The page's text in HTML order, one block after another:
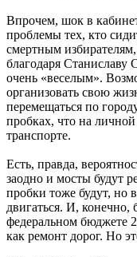
Впрочем, шок в
проблемы тех, кто
смертным
благодаря Станиславу
очень «веселым».
организовать свою
перемещаться по
пробках, что на
транспорте.
Есть, правда,
заодно и мосты будут
пробки тоже будут, но
двигаться. И, конечно,
федеральном бюджете
как ремонт дорог. Но